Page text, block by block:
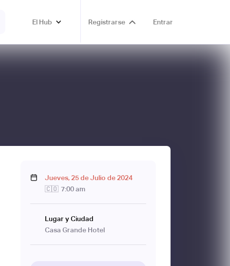
El Hub Registrarse Entrar
Jueves, 25 de Julio de 2024
🇨🇴 7:00 am
Lugar y Ciudad
Casa Grande Hotel